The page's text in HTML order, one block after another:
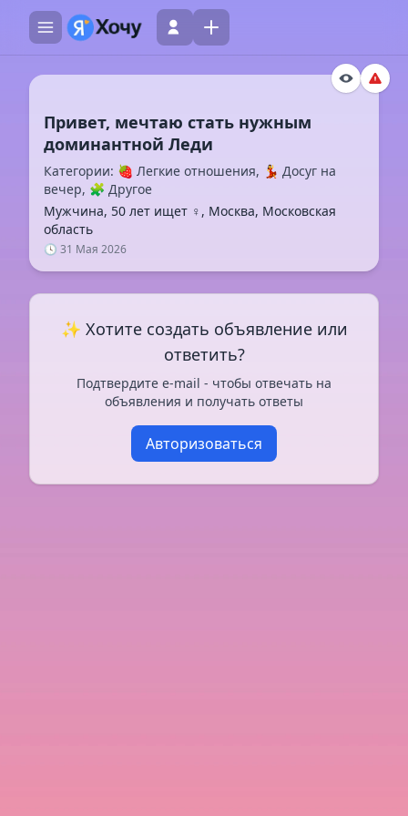
Привет, мечтаю стать нужным
Категории: 🍓 Легкие отношения, 💃 Досуг на
вечер, 🧩 Другое
Мужчина, 50 лет ищет ♀️, Москва, Московская
область
🕓 31 Мая 2026
✨ Хотите создать объявление или
ответить?
Подтвердите e-mail - чтобы отвечать на
объявления и получать ответы
Авторизоваться